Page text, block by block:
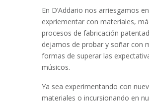
En D’Addario nos arriesgamos en
expriementar con materiales,
procesos de fabricación
dejamos de probar y soñar con
formas de superar las
músicos.
Ya sea experimentando con
materiales o incursionando en